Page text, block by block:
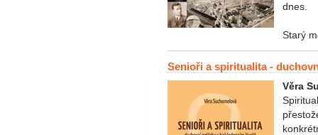
dnes.
Starý
Senioři a spiritualita -
Věra